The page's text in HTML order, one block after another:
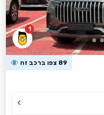
1
89 צפו ברכב זה